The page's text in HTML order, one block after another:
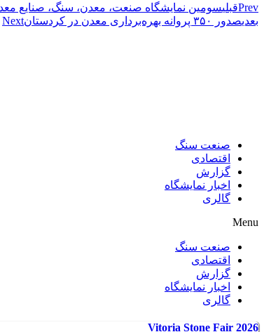
Prevقبلیسومین نمایشگاه صنعت، معدن، سنگ، صنایع
بعدیصدور ۳۵۰ پروانه بهره‌برداری معدن در کردستان Next
صنعت سنگ
اقتصادی
گزارش
اخبار نمایشگاه
گالری
Menu
صنعت سنگ
اقتصادی
گزارش
اخبار نمایشگاه
گالری
Vitoria Stone Fair 2026